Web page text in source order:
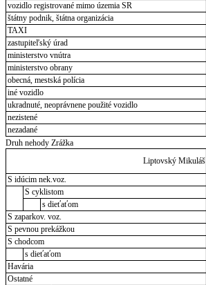
vozidlo registrované mimo územia SR
štátny podnik, štátna organizácia
TAXI
zastupiteľský úrad
ministerstvo vnútra
ministerstvo obrany
obecná, mestská polícia
iné vozidlo
ukradnuté, neoprávnene použité vozidlo
nezistené
nezadané
Druh nehody Zrážka
Liptovský Mikuláš
S idúcim nek.voz.
S cyklistom
s dieťaťom
S zaparkov. voz.
S pevnou prekážkou
S chodcom
s dieťaťom
Havária
Ostatné